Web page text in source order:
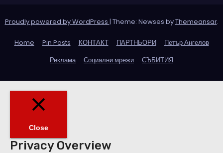
Proudly powered by WordPress | Theme: Newses byThemeansar.
Home Pin Posts КОНТАКТ ПАРТНЬОРИ
Петър Ангелов
Реклама
Социални мрежи СЪБИТИЯ
Close
Privacy Overview